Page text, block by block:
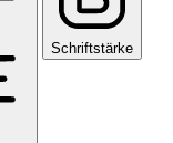
Schriftstärke